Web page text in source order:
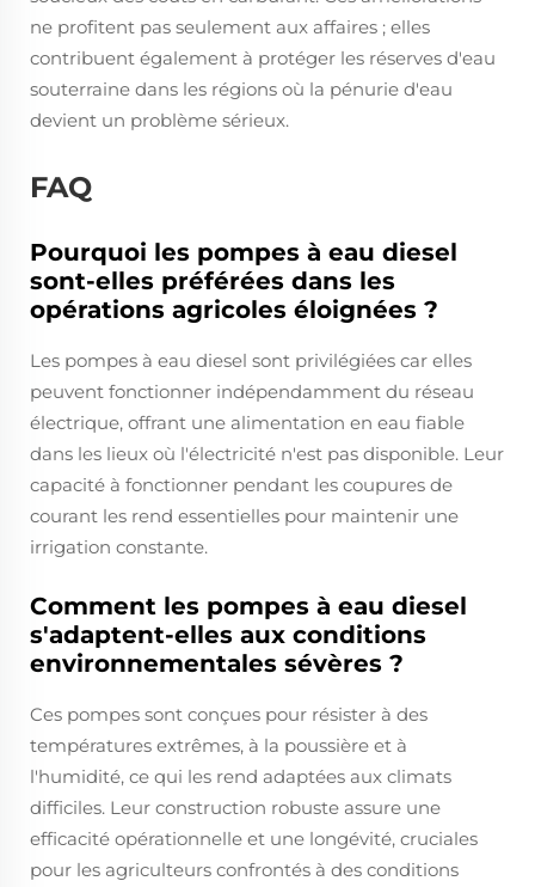
ne profitent pas seulement aux affaires ; elles
contribuent également à protéger les réserves d'eau
souterraine dans les régions où la pénurie d'eau
devient un problème sérieux.
FAQ
Pourquoi les pompes à eau diesel
sont-elles préférées dans les
opérations agricoles éloignées ?
Les pompes à eau diesel sont privilégiées car elles
peuvent fonctionner indépendamment du réseau
électrique, offrant une alimentation en eau fiable
dans les lieux où l'électricité n'est pas disponible. Leur
capacité à fonctionner pendant les coupures de
courant les rend essentielles pour maintenir une
irrigation constante.
Comment les pompes à eau diesel
s'adaptent-elles aux conditions
environnementales sévères ?
Ces pompes sont conçues pour résister à des
températures extrêmes, à la poussière et à
l'humidité, ce qui les rend adaptées aux climats
difficiles. Leur construction robuste assure une
efficacité opérationnelle et une longévité, cruciales
pour les agriculteurs confrontés à des conditions